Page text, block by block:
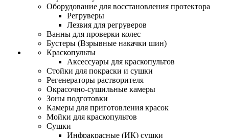
Оборудование для восстановления протектора
Регруверы
Лезвия для регруверов
Ванны для проверки колес
Бустеры (Взрывные накачки шин)
Краскопульты
Аксессуары для краскопультов
Стойки для покраски и сушки
Регенераторы растворителя
Окрасочно-сушильные камеры
Зоны подготовки
Камеры для приготовления красок
Мойки для краскопультов
Сушки
Инфракрасные (ИК) сушки